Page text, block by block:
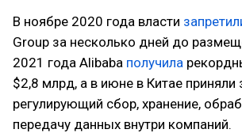
В ноябре 2020 года власти
Group за несколько дней до
2021 года Alibaba получила
$2,8 млрд, а в июне в Китае приняли
регулирующий сбор, хранение,
передачу данных внутри компаний.